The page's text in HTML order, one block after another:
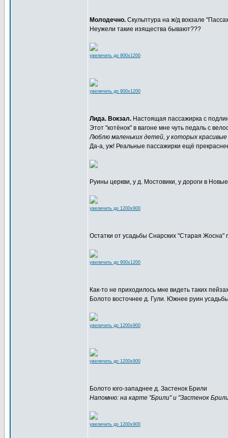
Молодечно. Скульптура на ж/д вокзале
Неужели такие изящества бывают???
увеличить до 900x1200
увеличить до 900x1200
Лида. Вокзал. Настоящая пассажирка с
Этот "котёнок" в вагоне мне чуть педаль с
Люблю маленьких детей, у которых
Да-а, уж! Реальные пассажирки ещё
Руины церкви, у д. Мостовики, у дороги в
увеличить до 1200x900
Остатки от усадьбы Снарских "Старая Жосна"
увеличить до 900x1200
Как-то не приходилось мне видеть таких
Болото восточнее д. Гули. Южнее руин
увеличить до 1200x900
увеличить до 1200x900
Болото юго-западнее д. Застенок Брили
Напомню: на карте "Брили" и "Застенок
увеличить до 1200x900